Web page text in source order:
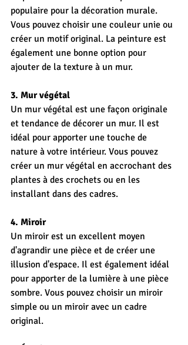
populaire pour la décoration murale.
Vous pouvez choisir une couleur unie ou
créer un motif original. La peinture est
également une bonne option pour
ajouter de la texture à un mur.
3. Mur végétal
Un mur végétal est une façon originale
et tendance de décorer un mur. Il est
idéal pour apporter une touche de
nature à votre intérieur. Vous pouvez
créer un mur végétal en accrochant des
plantes à des crochets ou en les
installant dans des cadres.
4. Miroir
Un miroir est un excellent moyen
d'agrandir une pièce et de créer une
illusion d'espace. Il est également idéal
pour apporter de la lumière à une pièce
sombre. Vous pouvez choisir un miroir
simple ou un miroir avec un cadre
original.